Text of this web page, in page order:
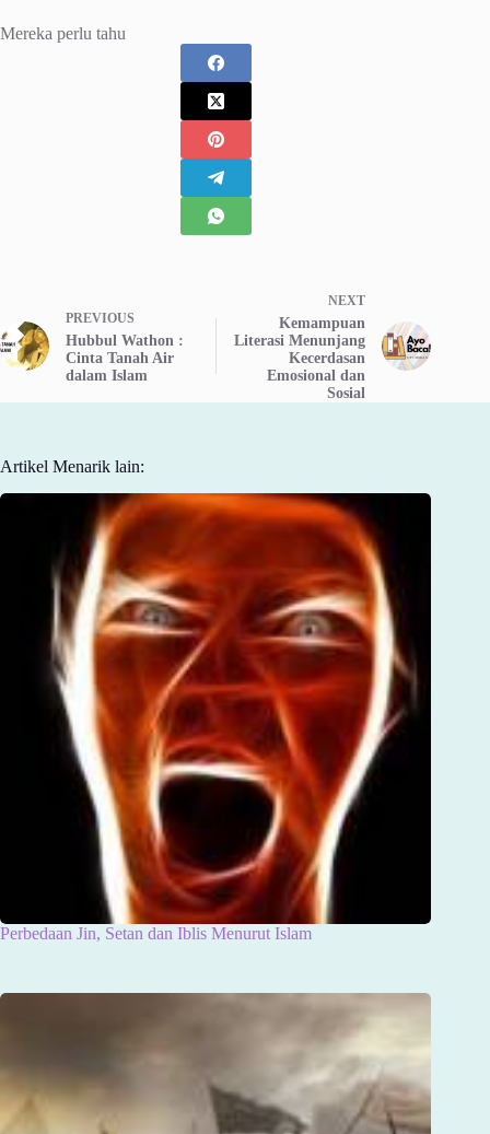
Mereka perlu tahu
PREVIOUS
Hubbul Wathon :
Cinta Tanah Air
dalam Islam
NEXT
Kemampuan
Literasi Menunjang
Kecerdasan
Emosional dan
Sosial
Artikel Menarik lain:
Perbedaan Jin, Setan dan Iblis Menurut Islam